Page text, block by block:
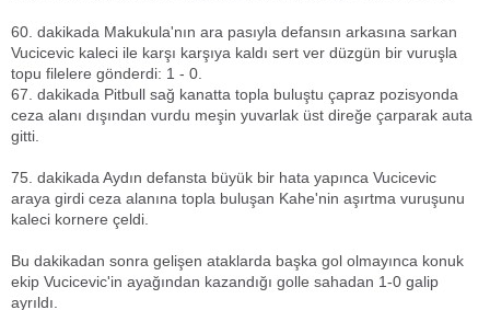
60. dakikada Makukula'nın ara pasıyla defansın arkasına sarkan
Vucicevic kaleci ile karşı karşıya kaldı sert ver düzgün bir vuruşla
topu filelere gönderdi: 1 - 0.
67. dakikada Pitbull sağ kanatta topla buluştu çapraz pozisyonda
ceza alanı dışından vurdu meşin yuvarlak üst direğe çarparak auta
gitti.
75. dakikada Aydın defansta büyük bir hata yapınca Vucicevic
araya girdi ceza alanına topla buluşan Kahe'nin aşırtma vuruşunu
kaleci kornere çeldi.
Bu dakikadan sonra gelişen ataklarda başka gol olmayınca konuk
ekip Vucicevic'in ayağından kazandığı golle sahadan 1-0 galip
ayrıldı.